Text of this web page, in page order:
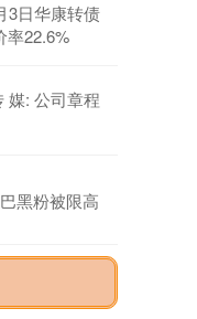
3日华康转债
率22.6%
媒: 公司章程
黑粉被限高